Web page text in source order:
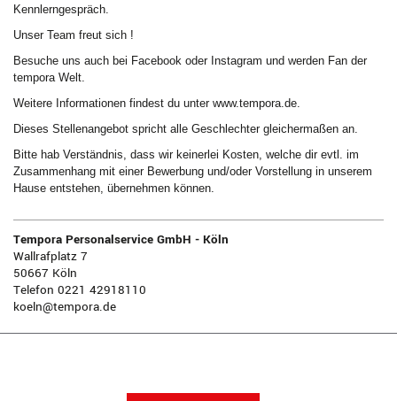
Kennlerngespräch.
Unser Team freut sich !
Besuche uns auch bei Facebook oder Instagram und werden Fan der
tempora Welt.
Weitere Informationen findest du unter www.tempora.de.
Dieses Stellenangebot spricht alle Geschlechter gleichermaßen an.
Bitte hab Verständnis, dass wir keinerlei Kosten, welche dir evtl. im
Zusammenhang mit einer Bewerbung und/oder Vorstellung in unserem
Hause entstehen, übernehmen können.
Tempora Personalservice GmbH - Köln
Wallrafplatz 7
50667 Köln
Telefon 0221 42918110
koeln@tempora.de